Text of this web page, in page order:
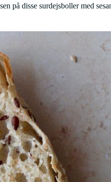
på disse surdejsboller med